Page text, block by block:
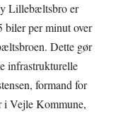
Lillebæltsbro er
biler per minut over
Dette gør
infrastrukturelle
formand for
i Vejle Kommune,